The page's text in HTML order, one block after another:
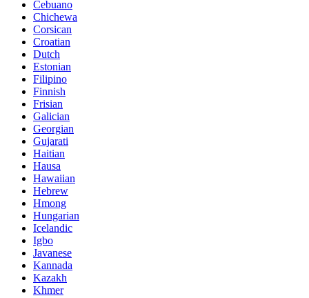
Cebuano
Chichewa
Corsican
Croatian
Dutch
Estonian
Filipino
Finnish
Frisian
Galician
Georgian
Gujarati
Haitian
Hausa
Hawaiian
Hebrew
Hmong
Hungarian
Icelandic
Igbo
Javanese
Kannada
Kazakh
Khmer